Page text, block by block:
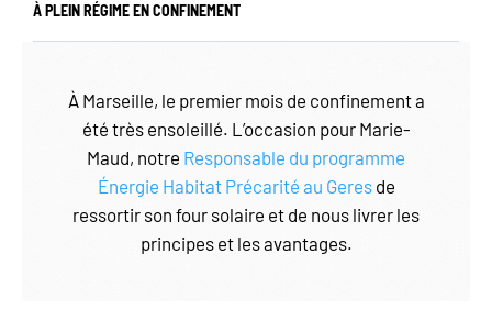
À PLEIN RÉGIME EN CONFINEMENT
À Marseille, le premier mois de confinement a
été très ensoleillé. L’occasion pour Marie-
Maud, notre Responsable du programme
Énergie Habitat Précarité au Geresde
ressortir son four solaire et de nous livrer les
principes et les avantages.